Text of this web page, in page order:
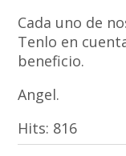
Cada uno de
Tenlo en
beneficio.
Angel.
Hits: 816